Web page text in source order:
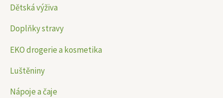
Dětská výživa
Doplňky stravy
EKO drogerie a kosmetika
Luštěniny
Nápoje a čaje
e